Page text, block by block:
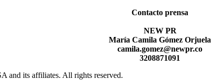
Contacto prensa
NEW PR
María Camila Gómez Orjuela
camila.gomez@newpr.co
3208871091
and its affiliates. All rights reserved.